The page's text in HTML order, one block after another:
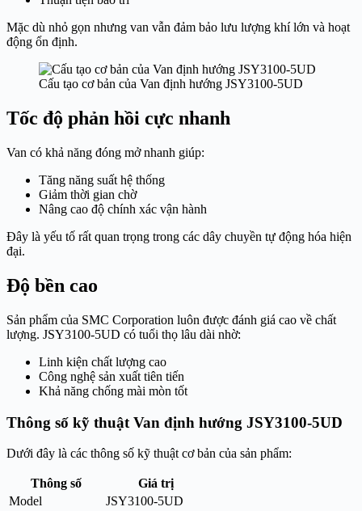
Mặc dù nhỏ gọn nhưng van vẫn đảm bảo lưu lượng khí lớn và hoạt
động ổn định.
Cấu tạo cơ bản của Van định hướng JSY3100-5UD
Tốc độ phản hồi cực nhanh
Van có khả năng đóng mở nhanh giúp:
Tăng năng suất hệ thống
Giảm thời gian chờ
Nâng cao độ chính xác vận hành
Đây là yếu tố rất quan trọng trong các dây chuyền tự động hóa hiện
đại.
Độ bền cao
Sản phẩm của SMC Corporation luôn được đánh giá cao về chất
lượng. JSY3100-5UD có tuổi thọ lâu dài nhờ:
Linh kiện chất lượng cao
Công nghệ sản xuất tiên tiến
Khả năng chống mài mòn tốt
Thông số kỹ thuật Van định hướng JSY3100-5UD
Dưới đây là các thông số kỹ thuật cơ bản của sản phẩm:
Thông số
Giá trị
Model
JSY3100-5UD